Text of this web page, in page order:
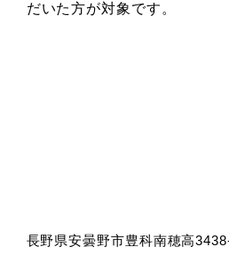
だいた方が対象です。
⾧野県安曇野市豊科南穂高